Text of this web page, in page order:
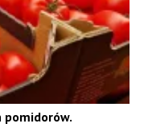
pomidorów.